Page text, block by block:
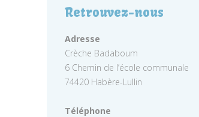
Retrouvez-nous
Adresse
Crèche Badaboum
6 Chemin de l’école communale
74420 Habère-Lullin
Téléphone